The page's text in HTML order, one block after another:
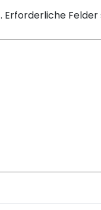
Erforderliche Felder